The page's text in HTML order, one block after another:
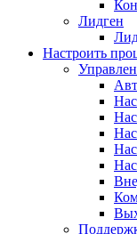
Лидген
Настроить